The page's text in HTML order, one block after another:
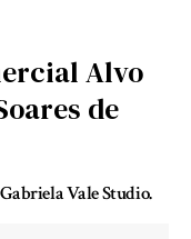
Alvo
de
Vale Studio.